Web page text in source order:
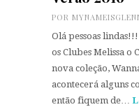
POR
Olá pessoas
os Clubes Melissa o
nova coleção,
acontecerá alguns
então fiquem de…